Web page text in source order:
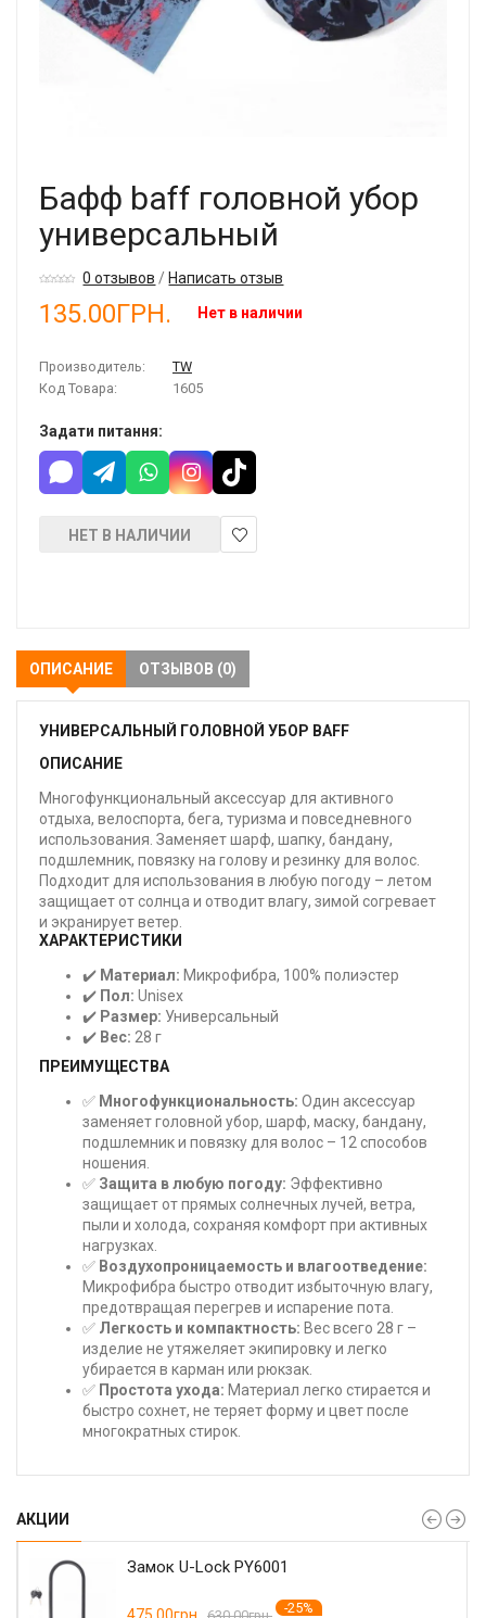
Бафф baff головной убор
универсальный
0 отзывов /Написать отзыв
135.00ГРН. Нет в наличии
Производитель:
TW
Код Товара:
1605
Задати питання:
НЕТ В НАЛИЧИИ
ОПИСАНИЕ ОТЗЫВОВ (0)
УНИВЕРСАЛЬНЫЙ ГОЛОВНОЙ УБОР BAFF
ОПИСАНИЕ
Многофункциональный аксессуар для активного
отдыха, велоспорта, бега, туризма и повседневного
использования. Заменяет шарф, шапку, бандану,
подшлемник, повязку на голову и резинку для волос.
Подходит для использования в любую погоду – летом
защищает от солнца и отводит влагу, зимой согревает
и экранирует ветер.
ХАРАКТЕРИСТИКИ
✔️ Материал: Микрофибра, 100% полиэстер
✔️ Пол: Unisex
✔️ Размер: Универсальный
✔️ Вес: 28 г
ПРЕИМУЩЕСТВА
✅ Многофункциональность: Один аксессуар
заменяет головной убор, шарф, маску, бандану,
подшлемник и повязку для волос – 12 способов
ношения.
✅ Защита в любую погоду: Эффективно
защищает от прямых солнечных лучей, ветра,
пыли и холода, сохраняя комфорт при активных
нагрузках.
✅ Воздухопроницаемость и влагоотведение:
Микрофибра быстро отводит избыточную влагу,
предотвращая перегрев и испарение пота.
✅ Легкость и компактность: Вес всего 28 г –
изделие не утяжеляет экипировку и легко
убирается в карман или рюкзак.
✅ Простота ухода: Материал легко стирается и
быстро сохнет, не теряет форму и цвет после
многократных стирок.
АКЦИИ
Замок U-Lock PY6001
475.00грн. -25%